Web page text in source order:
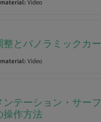
Video
整とパノラミックカ
Video
ンテーション・サー
操作方法